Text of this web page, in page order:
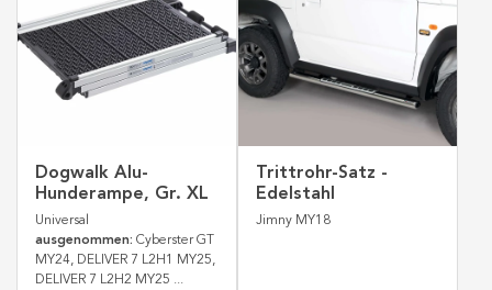
Dogwalk Alu-
Hunderampe, Gr. XL
Universal
ausgenommen: Cyberster GT
MY24, DELIVER 7 L2H1 MY25,
DELIVER 7 L2H2 MY25 ...
Trittrohr-Satz -
Edelstahl
Jimny MY18